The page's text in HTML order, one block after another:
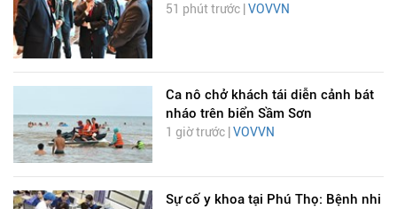
51 phút trước | VOVVN
Ca nô chở khách tái diễn cảnh bát
nháo trên biển Sầm Sơn
1 giờ trước |VOVVN
Sự cố y khoa tại Phú Thọ: Bệnh nhi